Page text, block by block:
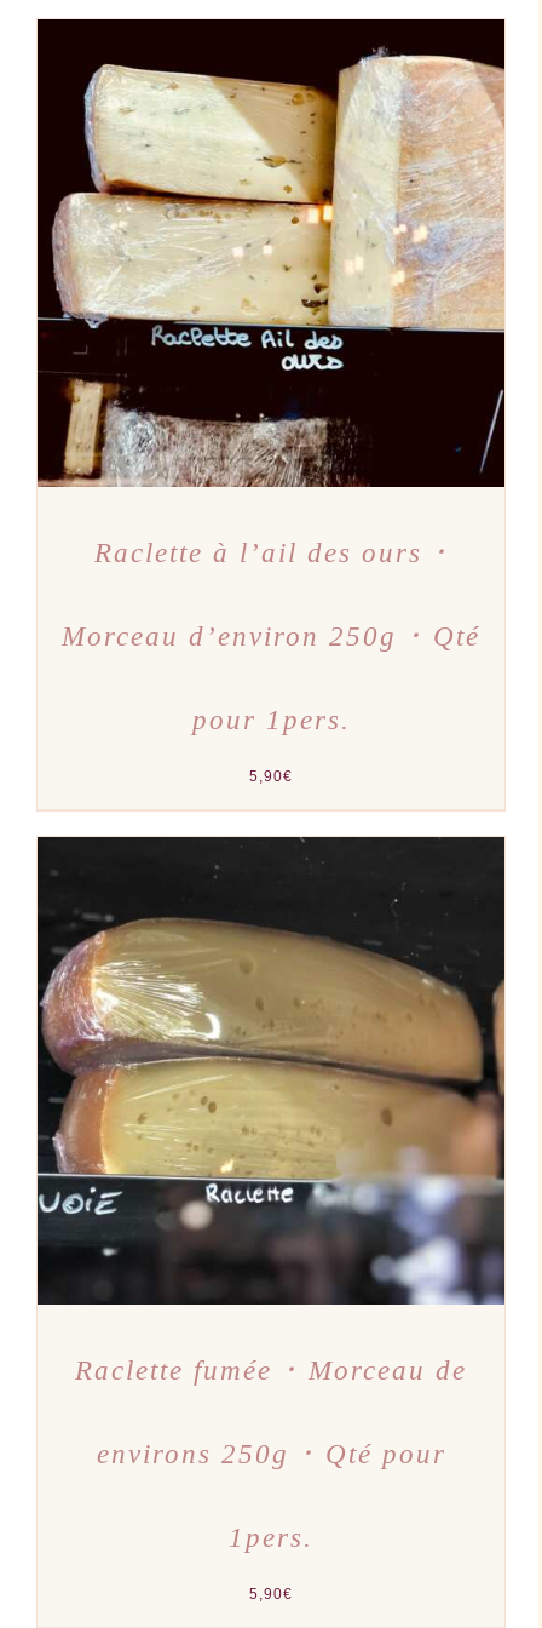
AJOUTER AU PANIER
DÉTAILS
Raclette à l’ail des ours ･
Morceau d’environ 250g ･ Qté
pour 1pers.
5,90€
AJOUTER AU PANIER
/
DÉTAILS
Raclette fumée ･ Morceau de
environs 250g ･ Qté pour
1pers.
5,90€